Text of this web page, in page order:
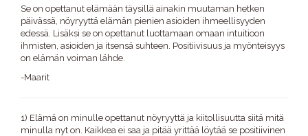
Se on opettanut elämään täysillä ainakin muutaman hetken
päivässä, nöyryyttä elämän pienien asioiden ihmeellisyyden
edessä. Lisäksi se on opettanut luottamaan omaan intuitioon
ihmisten, asioiden ja itsensä suhteen. Positiivisuus ja myönteisyys
on elämän voiman lähde.
-Maarit
1) Elämä on minulle opettanut nöyryyttä ja kiitollisuutta siitä mitä
minulla nyt on. Kaikkea ei saa ja pitää yrittää löytää se positiivinen